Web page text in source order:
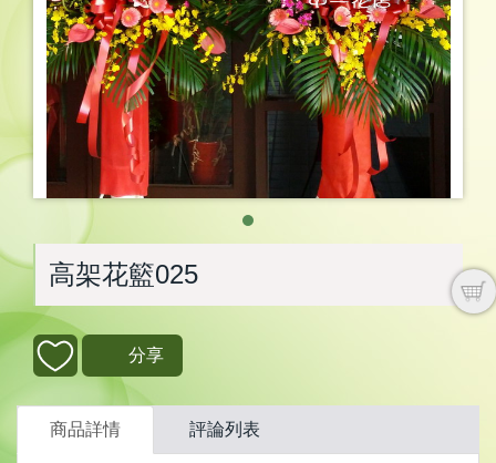
高架花籃025
分享
商品詳情 評論列表